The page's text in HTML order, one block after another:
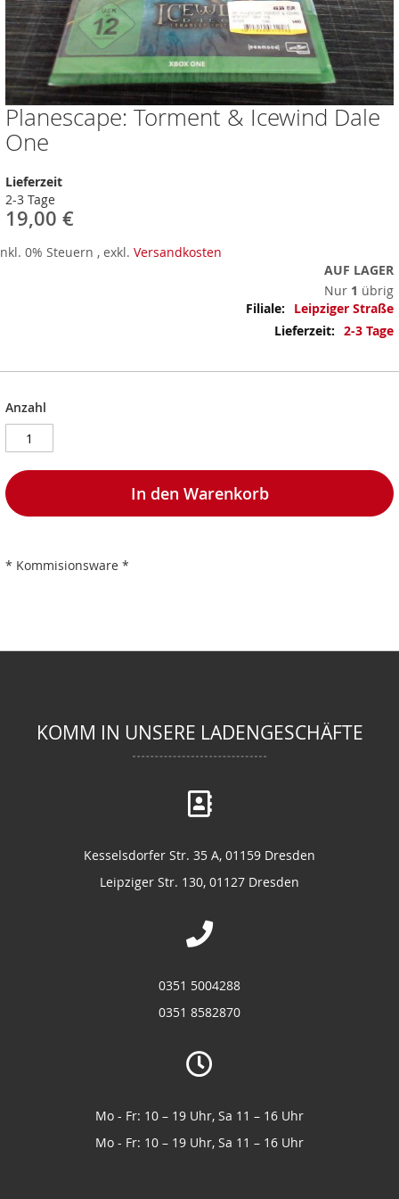
Planescape: Torment & Icewind Dale
One
Lieferzeit
2-3 Tage
19,00 €
0% Steuern , exkl. Versandkosten
AUF LAGER
Nur 1 übrig
Mehr
Informationen
Leipziger Straße
2-3 Tage
Anzahl
In den Warenkorb
* Kommisionsware *
Zum
Anfang
der
springen
KOMM IN UNSERE LADENGESCHÄFTE
Kesselsdorfer Str. 35 A, 01159 Dresden
Leipziger Str. 130, 01127 Dresden
0351 5004288
0351 8582870
Mo - Fr: 10 – 19 Uhr, Sa 11 – 16 Uhr
Mo - Fr: 10 – 19 Uhr, Sa 11 – 16 Uhr